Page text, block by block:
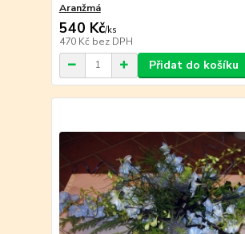
Aranžmá
540 Kč/ks
470 Kč bez DPH
Přidat do košíku